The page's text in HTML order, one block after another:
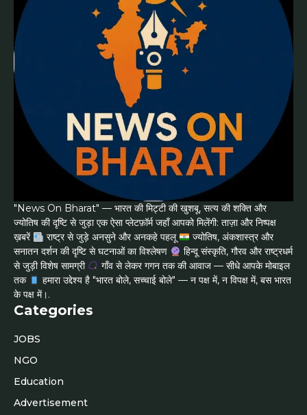
"News On Bharat" — भारत की मिट्टी की खुशबू, सत्य की शक्ति और
ज्योतिष की दृष्टि से जुड़ा एक ऐसा प्लेटफ़ॉर्म जहाँ आपको मिलेंगी: ताज़ा और निष्पक्ष
ख़बरें
राष्ट्र से जुड़े अनसुने और अनकहे पहलू
ज्योतिष, अंकशास्त्र और
सनातन दर्शन की दृष्टि से घटनाओं का विश्लेषण
हिन्दू संस्कृति, गौरव और राष्ट्रधर्म
से जुड़ी विशेष सामग्री
गाँव से लेकर गगन तक की आवाज — सीधे आपके मोबाइल
तक
हमारा उद्देश्य है "भारत बोले, सच्चाई बोले" — न पक्ष में, न विपक्ष में, बस भारत
के पक्ष में।.
Categories
JOBS
NGO
Education
Advertisement